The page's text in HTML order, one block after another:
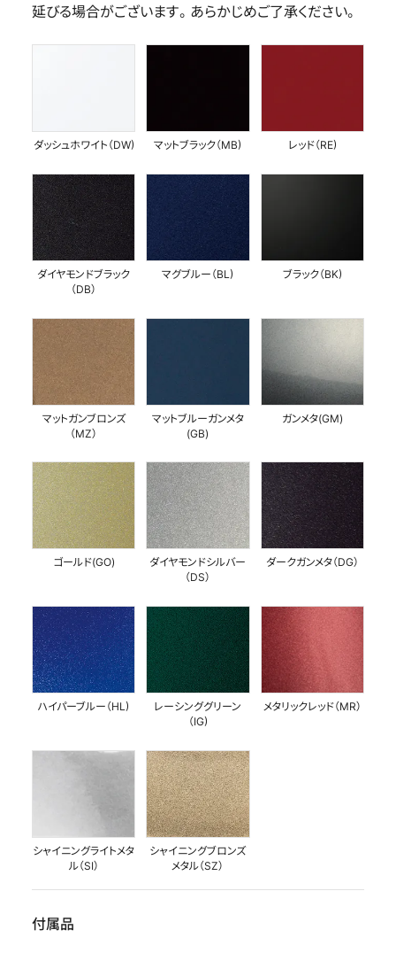
延びる場合がございます。あらかじめご了承ください。
ダッシュホワイト（DW) マットブラック（MB) レッド（RE)
ダイヤモンドブラック
（DB）
マグブルー（BL) ブラック（BK)
マットガンブロンズ
（MZ）
マットブルーガンメタ
(GB)
ガンメタ(GM)
ゴールド(GO)
ダイヤモンドシルバー
（DS）
ダークガンメタ（DG）
ハイパーブルー（HL)
レーシンググリーン
（IG)
メタリックレッド（MR）
シャイニングライトメタ
ル（SI）
シャイニングブロンズ
メタル（SZ）
付属品